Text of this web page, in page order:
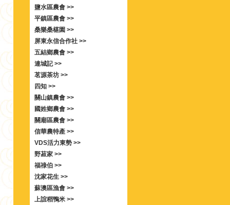
鹽水區農會 >>
平鎮區農會 >>
桑樂桑椹園 >>
屏東永信合作社 >>
五結鄉農會 >>
連城記 >>
茗源茶坊 >>
四知 >>
關山鎮農會 >>
國姓鄉農會 >>
關廟區農會 >>
信華農特產 >>
VDS活力東勢 >>
野菽家 >>
福祿伯 >>
沈家花生 >>
蘇澳區漁會 >>
上誼稻鴨米 >>